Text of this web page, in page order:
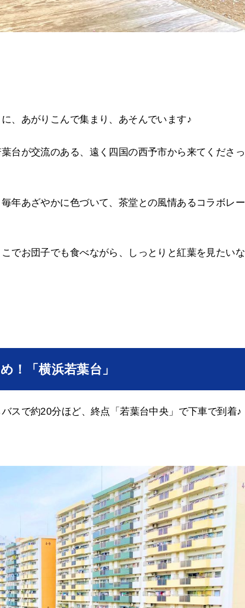
、あがりこんで集まり、あそんでいます♪
台が交流のある、遠く四国の西予市から来てくださっ
年あざやかに色づいて、茶堂との風情あるコラボレー
でお団子でも食べながら、しっとりと紅葉を見たいな
！「横浜若葉台」
スで約20分ほど、終点「若葉台中央」で下車で到着♪